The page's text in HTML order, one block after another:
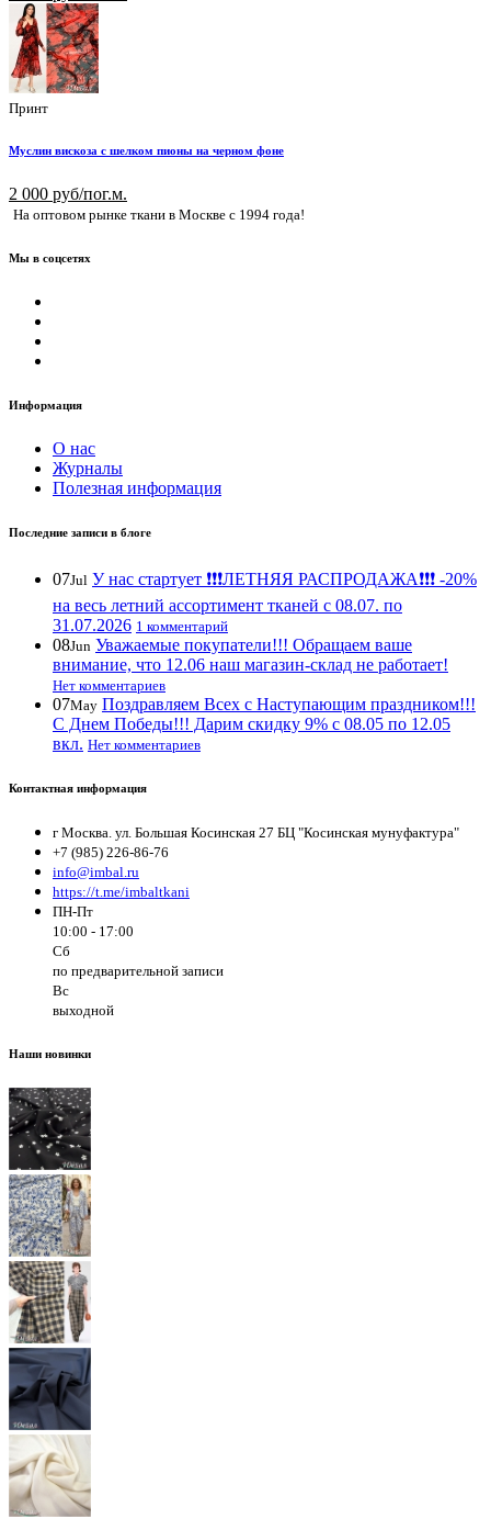
Принт
Муслин вискоза с шелком пионы на черном фоне
2 000 руб/пог.м.
На оптовом рынке ткани в Москве с 1994 года!
Мы в соцсетях
Информация
О нас
Журналы
Полезная информация
Последние записи в блоге
07Jul У нас стартует ❗️❗️❗️ЛЕТНЯЯ РАСПРОДАЖА❗️❗️❗️ -20%
на весь летний ассортимент тканей с 08.07. по
31.07.2026 1 комментарий
08Jun Уважаемые покупатели!!! Обращаем ваше
внимание, что 12.06 наш магазин-склад не работает!
Нет комментариев
07May Поздравляем Всех с Наступающим праздником!!!
С Днем Победы!!! Дарим скидку 9% с 08.05 по 12.05
вкл. Нет комментариев
Контактная информация
г Москва. ул. Большая Косинская 27 БЦ "Косинская мунуфактура"
+7 (985) 226-86-76
info@imbal.ru
https://t.me/imbaltkani
ПН-Пт
10:00 - 17:00
Сб
по предварительной записи
Вс
выходной
Наши новинки